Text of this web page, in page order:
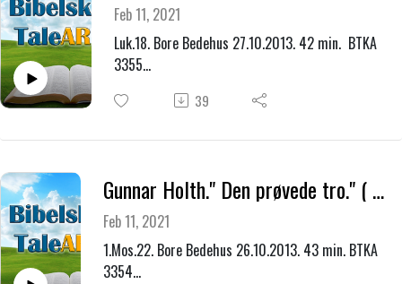
Feb 11, 2021
Luk.18. Bore Bedehus 27.10.2013. 42 min. BTKA
3355
tro.
39
Gunnar Holth." Den prøvede tro." ( Abraham )
Feb 11, 2021
1.Mos.22. Bore Bedehus 26.10.2013. 43 min. BTKA
3354